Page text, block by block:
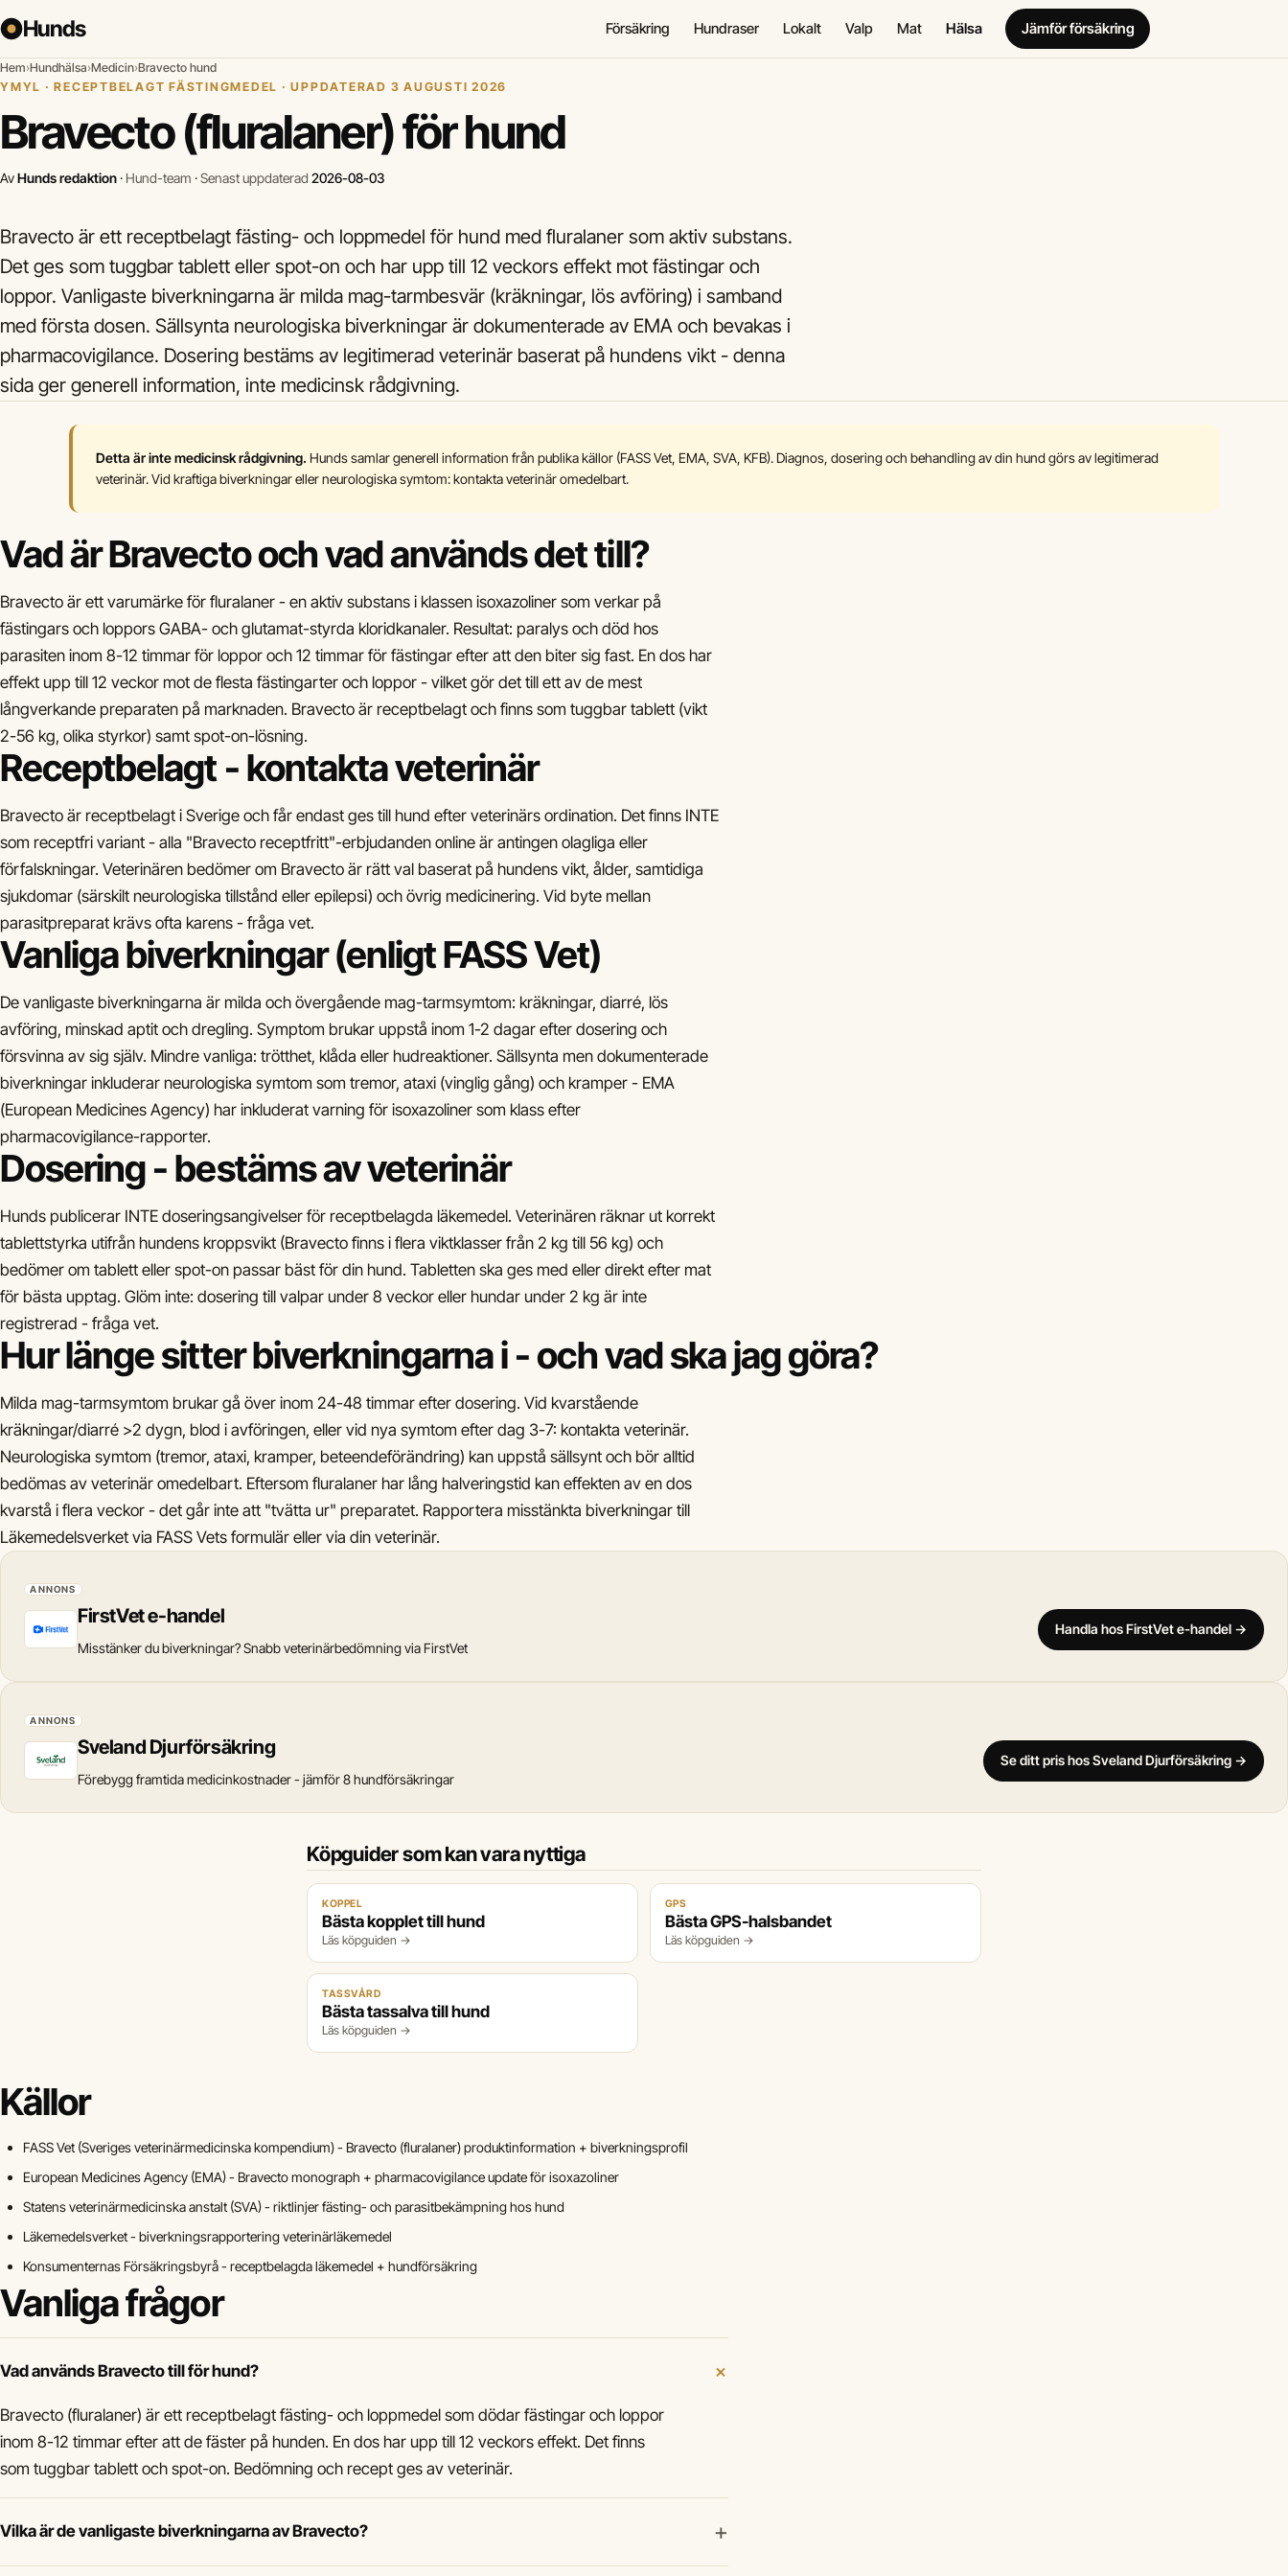
Hunds Försäkring Hundraser Lokalt Valp Mat Hälsa Jämför försäkring
Hem›Hundhälsa›Medicin›Bravecto hund
YMYL · RECEPTBELAGT FÄSTINGMEDEL · UPPDATERAD 3 AUGUSTI 2026
Bravecto (fluralaner) för hund
AvHunds redaktion· Hund-team ·Senast uppdaterad 2026-08-03
Bravecto är ett receptbelagt fästing- och loppmedel för hund med fluralaner som aktiv substans.
Det ges som tuggbar tablett eller spot-on och har upp till 12 veckors effekt mot fästingar och
loppor. Vanligaste biverkningarna är milda mag-tarmbesvär (kräkningar, lös avföring) i samband
med första dosen. Sällsynta neurologiska biverkningar är dokumenterade av EMA och bevakas i
pharmacovigilance. Dosering bestäms av legitimerad veterinär baserat på hundens vikt - denna
sida ger generell information, inte medicinsk rådgivning.
Detta är inte medicinsk rådgivning. Hunds samlar generell information från publika källor (FASS Vet, EMA, SVA, KFB). Diagnos, dosering och behandling av din hund görs av legitimerad
veterinär. Vid kraftiga biverkningar eller neurologiska symtom: kontakta veterinär omedelbart.
Vad är Bravecto och vad används det till?
Bravecto är ett varumärke för fluralaner - en aktiv substans i klassen isoxazoliner som verkar på
fästingars och loppors GABA- och glutamat-styrda kloridkanaler. Resultat: paralys och död hos
parasiten inom 8-12 timmar för loppor och 12 timmar för fästingar efter att den biter sig fast. En dos har
effekt upp till 12 veckor mot de flesta fästingarter och loppor - vilket gör det till ett av de mest
långverkande preparaten på marknaden. Bravecto är receptbelagt och finns som tuggbar tablett (vikt
2-56 kg, olika styrkor) samt spot-on-lösning.
Receptbelagt - kontakta veterinär
Bravecto är receptbelagt i Sverige och får endast ges till hund efter veterinärs ordination. Det finns INTE
som receptfri variant - alla "Bravecto receptfritt"-erbjudanden online är antingen olagliga eller
förfalskningar. Veterinären bedömer om Bravecto är rätt val baserat på hundens vikt, ålder, samtidiga
sjukdomar (särskilt neurologiska tillstånd eller epilepsi) och övrig medicinering. Vid byte mellan
parasitpreparat krävs ofta karens - fråga vet.
Vanliga biverkningar (enligt FASS Vet)
De vanligaste biverkningarna är milda och övergående mag-tarmsymtom: kräkningar, diarré, lös
avföring, minskad aptit och dregling. Symptom brukar uppstå inom 1-2 dagar efter dosering och
försvinna av sig själv. Mindre vanliga: trötthet, klåda eller hudreaktioner. Sällsynta men dokumenterade
biverkningar inkluderar neurologiska symtom som tremor, ataxi (vinglig gång) och kramper - EMA
(European Medicines Agency) har inkluderat varning för isoxazoliner som klass efter
pharmacovigilance-rapporter.
Dosering - bestäms av veterinär
Hunds publicerar INTE doseringsangivelser för receptbelagda läkemedel. Veterinären räknar ut korrekt
tablettstyrka utifrån hundens kroppsvikt (Bravecto finns i flera viktklasser från 2 kg till 56 kg) och
bedömer om tablett eller spot-on passar bäst för din hund. Tabletten ska ges med eller direkt efter mat
för bästa upptag. Glöm inte: dosering till valpar under 8 veckor eller hundar under 2 kg är inte
registrerad - fråga vet.
Hur länge sitter biverkningarna i - och vad ska jag göra?
Milda mag-tarmsymtom brukar gå över inom 24-48 timmar efter dosering. Vid kvarstående
kräkningar/diarré >2 dygn, blod i avföringen, eller vid nya symtom efter dag 3-7: kontakta veterinär.
Neurologiska symtom (tremor, ataxi, kramper, beteendeförändring) kan uppstå sällsynt och bör alltid
bedömas av veterinär omedelbart. Eftersom fluralaner har lång halveringstid kan effekten av en dos
kvarstå i flera veckor - det går inte att "tvätta ur" preparatet. Rapportera misstänkta biverkningar till
Läkemedelsverket via FASS Vets formulär eller via din veterinär.
ANNONS
FirstVet e-handel
Misstänker du biverkningar? Snabb veterinärbedömning via FirstVet
Handla hos FirstVet e-handel →
ANNONS
Sveland Djurförsäkring
Förebygg framtida medicinkostnader - jämför 8 hundförsäkringar
Se ditt pris hos Sveland Djurförsäkring →
Köpguider som kan vara nyttiga
KOPPEL
Bästa kopplet till hund
Läs köpguiden →
GPS
Bästa GPS-halsbandet
Läs köpguiden →
TASSVÅRD
Bästa tassalva till hund
Läs köpguiden →
Källor
FASS Vet (Sveriges veterinärmedicinska kompendium) - Bravecto (fluralaner) produktinformation + biverkningsprofil
European Medicines Agency (EMA) - Bravecto monograph + pharmacovigilance update för isoxazoliner
Statens veterinärmedicinska anstalt (SVA) - riktlinjer fästing- och parasitbekämpning hos hund
Läkemedelsverket - biverkningsrapportering veterinärläkemedel
Konsumenternas Försäkringsbyrå - receptbelagda läkemedel + hundförsäkring
Vanliga frågor
Vad används Bravecto till för hund? +
Bravecto (fluralaner) är ett receptbelagt fästing- och loppmedel som dödar fästingar och loppor
inom 8-12 timmar efter att de fäster på hunden. En dos har upp till 12 veckors effekt. Det finns
som tuggbar tablett och spot-on. Bedömning och recept ges av veterinär.
Vilka är de vanligaste biverkningarna av Bravecto? +